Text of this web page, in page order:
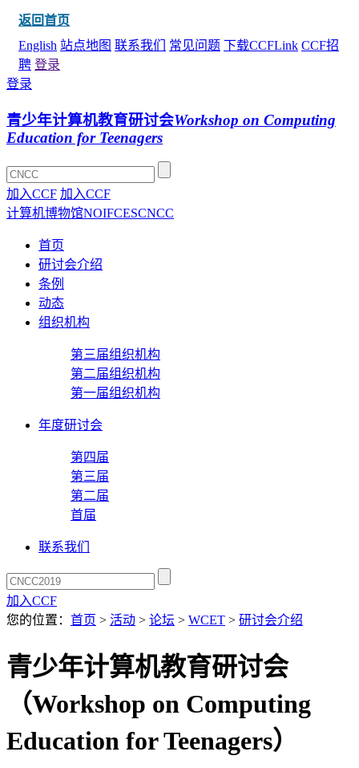
返回首页
English 站点地图 联系我们 常见问题 下载CCFLink CCF招
聘 登录
登录
青少年计算机教育研讨会Workshop on Computing
Education for Teenagers
加入CCF 加入CCF
计算机博物馆NOIFCESCNCC
首页
研讨会介绍
条例
动态
组织机构
第三届组织机构
第二届组织机构
第一届组织机构
年度研讨会
第四届
第三届
第二届
首届
联系我们
加入CCF
您的位置： 首页 > 活动 > 论坛 > WCET > 研讨会介绍
青少年计算机教育研讨会
（Workshop on Computing
Education for Teenagers）